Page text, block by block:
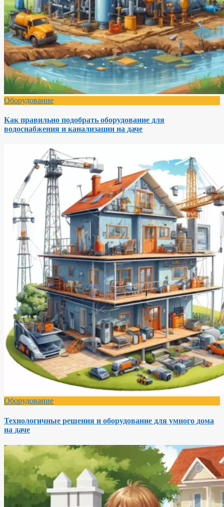
Оборудование
Как правильно подобрать оборудование для
водоснабжения и канализации на даче
Оборудование
Технологичные решения и оборудование для умного дома
на даче